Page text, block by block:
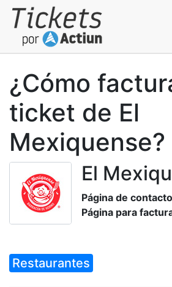
¿Cómo
ticket de El
Mexiquense?
El
Página de
Página para
Restaurantes